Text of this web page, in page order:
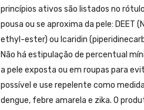
princípios ativos são listados no
pousa ou se aproxima da pele:
ethyl-ester) ou Icaridin
Não há estipulação de percentual
a pele exposta ou em roupas para
possível e use repelente como
dengue, febre amarela e zika. O